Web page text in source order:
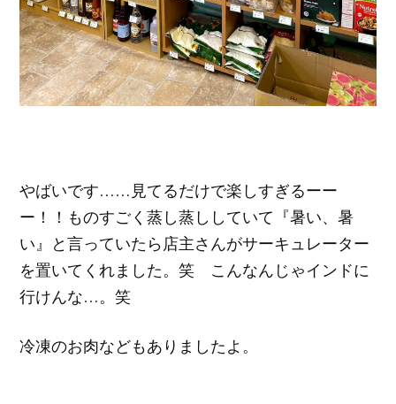
やばいです……見てるだけで楽しすぎるーー
ー！！ものすごく蒸し蒸ししていて『暑い、暑
い』と言っていたら店主さんがサーキュレーター
を置いてくれました。笑 こんなんじゃインドに
行けんな…。笑
冷凍のお肉などもありましたよ。